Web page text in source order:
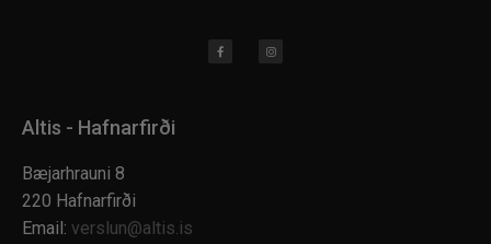
Altis - Hafnarfirði
Bæjarhrauni 8
220 Hafnarfirði
Email: verslun@altis.is